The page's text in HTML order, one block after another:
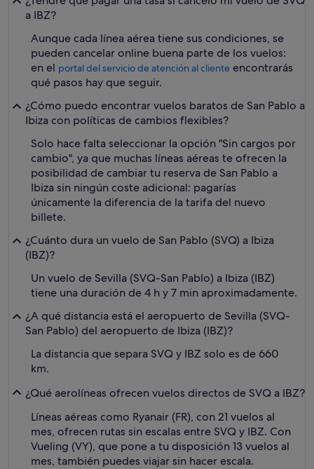
a IBZ?
Aunque cada línea aérea tiene sus condiciones, se
pueden cancelar online buena parte de los vuelos:
en el portal del servicio de atención al cliente encontrarás
qué pasos hay que seguir.
¿Cómo puedo encontrar vuelos baratos de San Pablo a
Ibiza con políticas de cambios flexibles?
Solo hace falta seleccionar la opción "Sin cargos por
cambio", ya que muchas líneas aéreas te ofrecen la
posibilidad de cambiar tu reserva de San Pablo a
Ibiza sin ningún coste adicional: pagarías
únicamente la diferencia de la tarifa del nuevo
billete.
¿Cuánto dura un vuelo de San Pablo (SVQ) a Ibiza
(IBZ)?
Un vuelo de Sevilla (SVQ-San Pablo) a Ibiza (IBZ)
tiene una duración de 4 h y 7 min aproximadamente.
¿A qué distancia está el aeropuerto de Sevilla (SVQ-
San Pablo) del aeropuerto de Ibiza (IBZ)?
La distancia que separa SVQ y IBZ solo es de 660
km.
¿Qué aerolíneas ofrecen vuelos directos de SVQ a IBZ?
Líneas aéreas como Ryanair (FR), con 21 vuelos al
mes, ofrecen rutas sin escalas entre SVQ y IBZ. Con
Vueling (VY), que pone a tu disposición 13 vuelos al
mes, también puedes viajar sin hacer escala.